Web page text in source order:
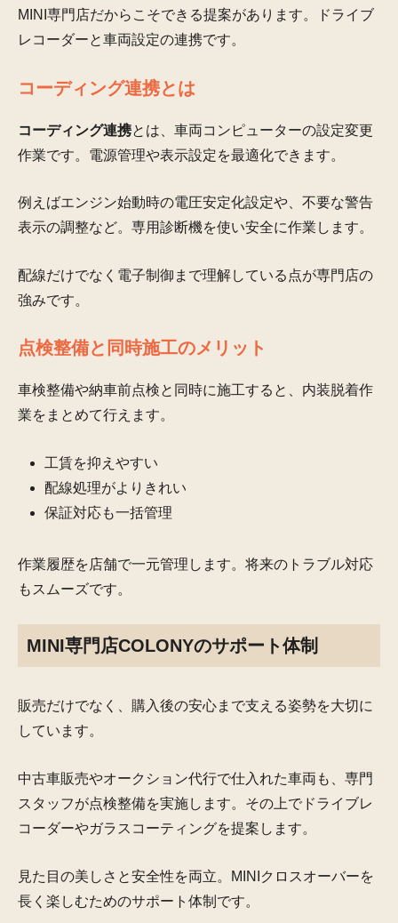
MINI専門店だからこそできる提案があります。ドライブ
レコーダーと車両設定の連携です。
コーディング連携とは
コーディング連携とは、車両コンピューターの設定変更
作業です。電源管理や表示設定を最適化できます。
例えばエンジン始動時の電圧安定化設定や、不要な警告
表示の調整など。専用診断機を使い安全に作業します。
配線だけでなく電子制御まで理解している点が専門店の
強みです。
点検整備と同時施工のメリット
車検整備や納車前点検と同時に施工すると、内装脱着作
業をまとめて行えます。
工賃を抑えやすい
配線処理がよりきれい
保証対応も一括管理
作業履歴を店舗で一元管理します。将来のトラブル対応
もスムーズです。
MINI専門店COLONYのサポート体制
販売だけでなく、購入後の安心まで支える姿勢を大切に
しています。
中古車販売やオークション代行で仕入れた車両も、専門
スタッフが点検整備を実施します。その上でドライブレ
コーダーやガラスコーティングを提案します。
見た目の美しさと安全性を両立。MINIクロスオーバーを
長く楽しむためのサポート体制です。